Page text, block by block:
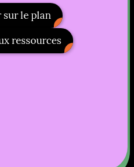
sur le plan
ressources